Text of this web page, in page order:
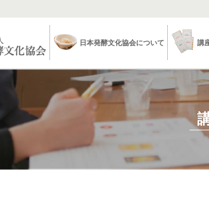
日本発酵文化協会について 講